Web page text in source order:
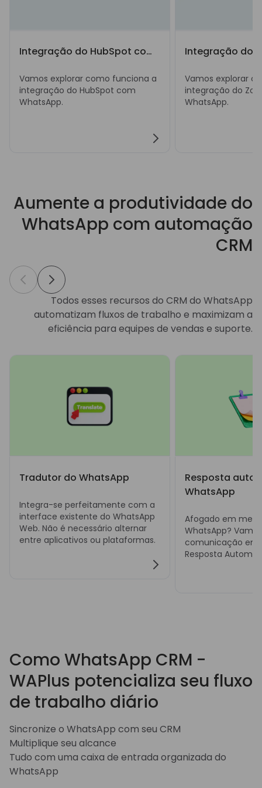
Integração do HubSpot com WhatsApp
Vamos explorar como funciona a
integração do HubSpot com
WhatsApp.
Vamos explorar
integração do
WhatsApp.
Aumente a produtividade do
WhatsApp com automação
CRM
Todos esses recursos do CRM do WhatsApp
automatizam fluxos de trabalho e maximizam a
eficiência para equipes de vendas e suporte.
Tradutor do WhatsApp
Integra-se perfeitamente com a
interface existente do WhatsApp
Web. Não é necessário alternar
entre aplicativos ou plataformas.
Resposta
WhatsApp
Afogado em
WhatsApp?
comunicação
Resposta
Como WhatsApp CRM -
WAPlus potencializa seu fluxo
de trabalho diário
Sincronize o WhatsApp com seu CRM
Multiplique seu alcance
Tudo com uma caixa de entrada organizada do
WhatsApp